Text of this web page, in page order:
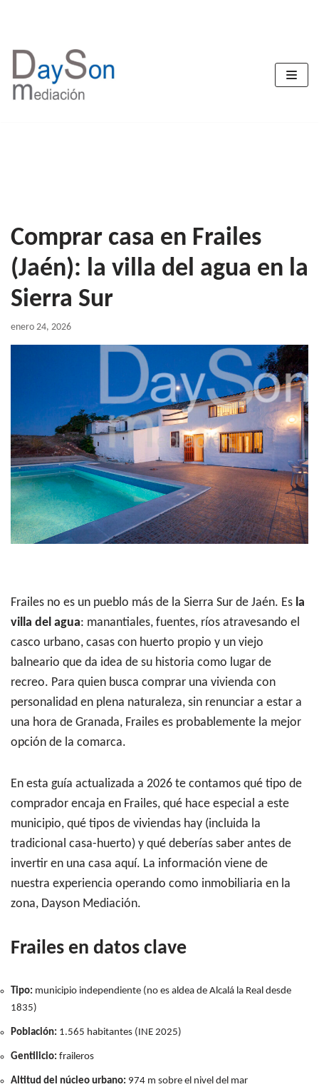
al
contenido
Comprar casa en Frailes
(Jaén): la villa del agua en la
Sierra Sur
enero 24, 2026
Frailes no es un pueblo más de la Sierra Sur de Jaén. Es la
villa del agua: manantiales, fuentes, ríos atravesando el
casco urbano, casas con huerto propio y un viejo
balneario que da idea de su historia como lugar de
recreo. Para quien busca comprar una vivienda con
personalidad en plena naturaleza, sin renunciar a estar a
una hora de Granada, Frailes es probablemente la mejor
opción de la comarca.
En esta guía actualizada a 2026 te contamos qué tipo de
comprador encaja en Frailes, qué hace especial a este
municipio, qué tipos de viviendas hay (incluida la
tradicional casa-huerto) y qué deberías saber antes de
invertir en una casa aquí. La información viene de
nuestra experiencia operando como inmobiliaria en la
zona, Dayson Mediación.
Frailes en datos clave
Tipo: municipio independiente (no es aldea de Alcalá la Real desde
1835)
Población: 1.565 habitantes (INE 2025)
Gentilicio: fraileros
Altitud del núcleo urbano: 974 m sobre el nivel del mar